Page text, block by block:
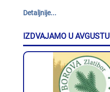
Detaljnije...
IZDVAJAMO U AVGUSTU